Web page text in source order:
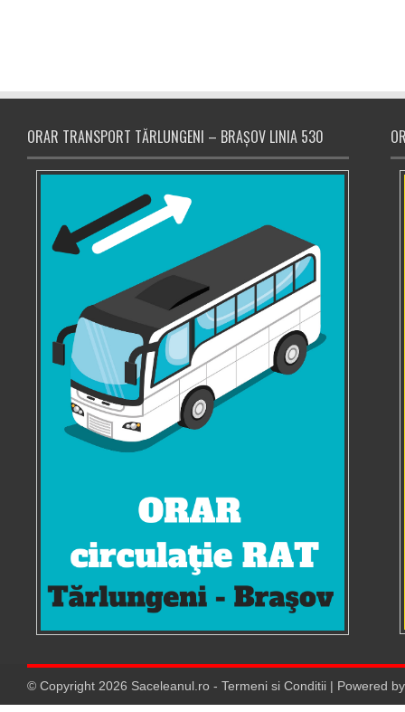
ORAR TRANSPORT TĂRLUNGENI – BRAȘOV LINIA 530
© Copyright 2026 Saceleanul.ro - Termeni si Conditii | Powered